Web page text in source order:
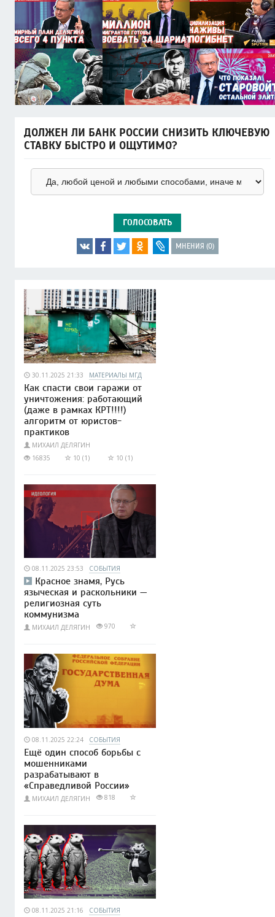
ДОЛЖЕН ЛИ БАНК РОССИИ СНИЗИТЬ КЛЮЧЕВУЮ
СТАВКУ БЫСТРО И ОЩУТИМО?
ГОЛОСОВАТЬ
МНЕНИЯ (0)
30.11.2025 21:33 МАТЕРИАЛЫ МГД
Как спасти свои гаражи от
уничтожения: работающий
(даже в рамках КРТ!!!!)
алгоритм от юристов-
практиков
МИХАИЛ ДЕЛЯГИН
16835
10 (1) 10 (1)
08.11.2025 23:53 СОБЫТИЯ
Красное знамя, Русь
языческая и раскольники —
религиозная суть
коммунизма
МИХАИЛ ДЕЛЯГИН 970
08.11.2025 22:24 СОБЫТИЯ
Ещё один способ борьбы с
мошенниками
разрабатывают в
«Справедливой России»
МИХАИЛ ДЕЛЯГИН 818
08.11.2025 21:16 СОБЫТИЯ